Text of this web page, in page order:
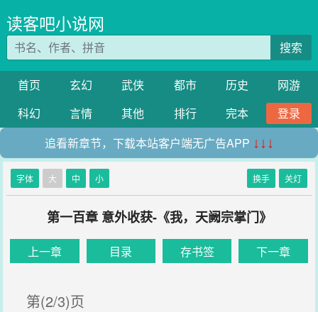
读客吧小说网
搜索
首页 玄幻 武侠 都市 历史
网游
科幻
言情 其他 排行 完本
登录
追看新章节，下载本站客户端无广告APP ↓↓↓
字体 大 中 小 换手 关灯
第一百章 意外收获-《我，天阙宗掌门》
上一章 目录 存书签 下一章
第(2/3)页